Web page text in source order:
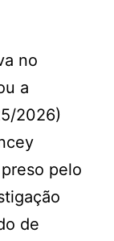
no
a
2026)
pelo
de